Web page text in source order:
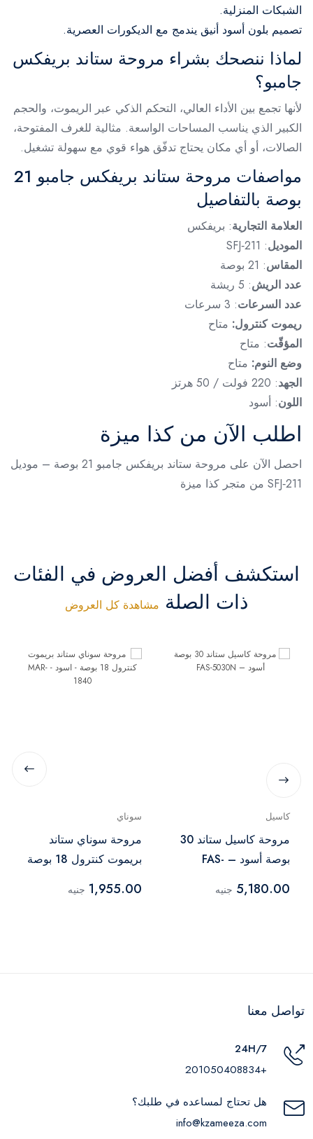
الشبكات المنزلية.
تصميم بلون أسود أنيق يندمج مع الديكورات العصرية.
لماذا ننصحك بشراء مروحة ستاند بريفكس
جامبو؟
لأنها تجمع بين الأداء العالي، التحكم الذكي عبر الريموت، والحجم
الكبير الذي يناسب المساحات الواسعة. مثالية للغرف المفتوحة،
الصالات، أو أي مكان يحتاج تدفّق هواء قوي مع سهولة تشغيل.
مواصفات مروحة ستاند بريفكس جامبو 21
بوصة بالتفاصيل
العلامة التجارية: بريفكس
الموديل: SFJ‑211
المقاس: 21 بوصة
عدد الريش: 5 ريشة
عدد السرعات: 3 سرعات
ريموت كنترول: متاح
المؤقّت: متاح
وضع النوم: متاح
الجهد: 220 فولت / 50 هرتز
اللون: أسود
اطلب الآن من كذا ميزة
احصل الآن على مروحة ستاند بريفكس جامبو 21 بوصة – موديل
SFJ‑211 من متجر كذا ميزة
استكشف أفضل العروض في الفئات
ذات الصلة مشاهدة كل العروض
كاسيل
مروحة كاسيل ستاند 30
بوصة أسود – FAS-
5,180.00 جنيه
سوناي
مروحة سوناي ستاند
بريموت كنترول 18 بوصة
1,955.00 جنيه
تواصل معنا
24H/7
+201050408834
هل تحتاج لمساعده في طلبك؟
info@kzameeza.com